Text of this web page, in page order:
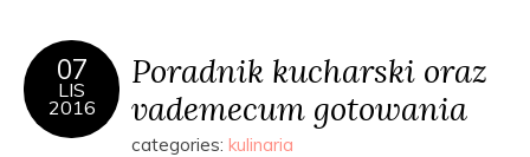
07
LIS
2016
Poradnik kucharski oraz
vademecum gotowania
categories: kulinaria